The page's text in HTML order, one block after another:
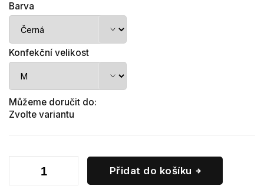
Barva
Konfekční velikost
Můžeme doručit do:
Zvolte variantu
Přidat do košíku